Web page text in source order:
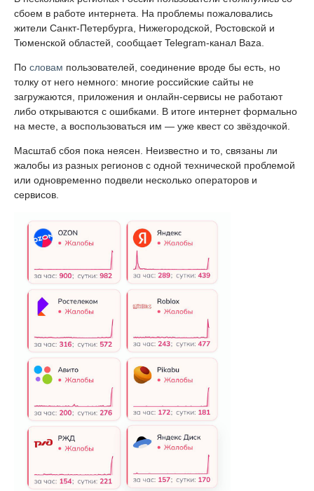
сбоем в работе интернета. На проблемы пожаловались
жители Санкт-Петербурга, Нижегородской, Ростовской и
Тюменской областей, сообщает Telegram-канал Baza.
По словам пользователей, соединение вроде бы есть, но
толку от него немного: многие российские сайты не
загружаются, приложения и онлайн-сервисы не работают
либо открываются с ошибками. В итоге интернет формально
на месте, а воспользоваться им — уже квест со звёздочкой.
Масштаб сбоя пока неясен. Неизвестно и то, связаны ли
жалобы из разных регионов с одной технической проблемой
или одновременно подвели несколько операторов и
сервисов.